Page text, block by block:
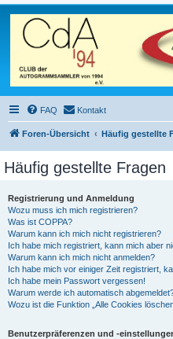
FAQ Kontakt
Foren-Übersicht Häufig gestellte
Häufig gestellte Fragen
Registrierung und Anmeldung
Wozu muss ich mich registrieren?
Was ist COPPA?
Warum kann ich mich nicht registrieren?
Ich habe mich registriert, kann mich aber
Warum kann ich mich nicht anmelden?
Ich habe mich vor einiger Zeit registriert,
Ich habe mein Passwort vergessen!
Warum werde ich automatisch
Wozu ist die Funktion „Alle Cookies
Benutzerpräferenzen und -